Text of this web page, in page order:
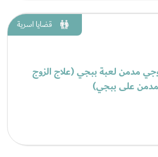
قضايا اسرية
مدمن لعبة ببجي (علاج الزوج
على ببجي)